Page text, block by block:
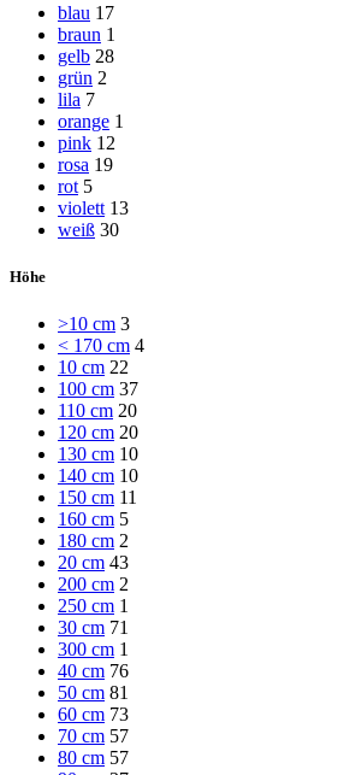
blau 17
braun 1
gelb 28
grün 2
lila 7
orange 1
pink 12
rosa 19
rot 5
violett 13
weiß 30
Höhe
>10 cm 3
< 170 cm 4
10 cm 22
100 cm 37
110 cm 20
120 cm 20
130 cm 10
140 cm 10
150 cm 11
160 cm 5
180 cm 2
20 cm 43
200 cm 2
250 cm 1
30 cm 71
300 cm 1
40 cm 76
50 cm 81
60 cm 73
70 cm 57
80 cm 57